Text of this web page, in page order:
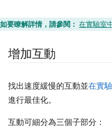
如要瞭解詳情，請參閱： 在實驗室
增加互動
找出速度緩慢的互動並在實
進行最佳化。
互動可細分為三個子部分：